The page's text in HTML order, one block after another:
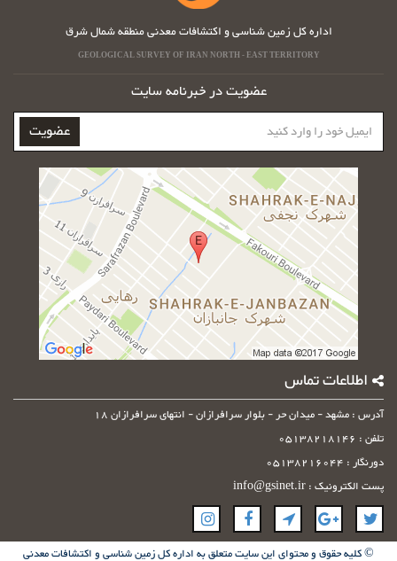
اطلاعات تماس
آدرس : مشهد - میدان حر - بلوار سرافرازان - انتهای سرافرازان 18
تلفن : 05138218146
دورنگار : 05138216044
پست الکترونیک : info@gsinet.ir
اداره کل زمین شناسی و اکتشافات معدنی منطقه شمال شرق
GEOLOGICAL SURVEY OF IRAN NORTH - EAST TERRITORY
عضویت در خبرنامه سایت
ایمیل
خود
را
عضویت
© کلیه حقوق و محتوای این سایت متعلق به اداره کل زمین شناسی و اکتشافات معدنی